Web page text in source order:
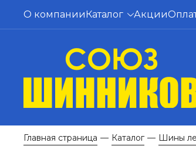
О компанииКаталог Акции
Главная страница — Каталог — Шины